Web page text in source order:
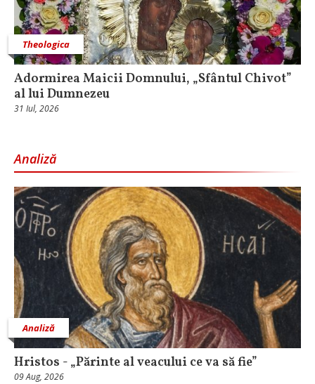
Theologica
Adormirea Maicii Domnului, „Sfântul Chivot”
al lui Dumnezeu
31 Iul, 2026
Analiză
Analiză
Hristos - „Părinte al veacului ce va să fie”
09 Aug, 2026